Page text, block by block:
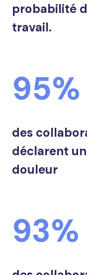
probabilité
travail.
95%
des
déclarent
douleur
93%